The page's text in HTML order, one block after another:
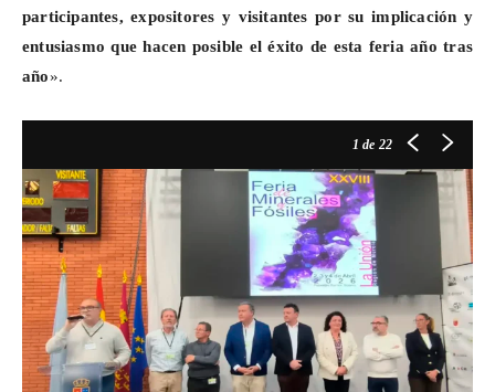
participantes, expositores y visitantes por su implicación y
entusiasmo que hacen posible el éxito de esta feria año tras
año».
1 de 22